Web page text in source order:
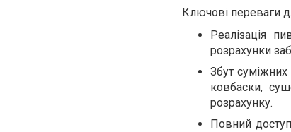
Ключові переваги
Реалізація
розрахунки
Збут
ковбаски,
розрахунку.
Повний